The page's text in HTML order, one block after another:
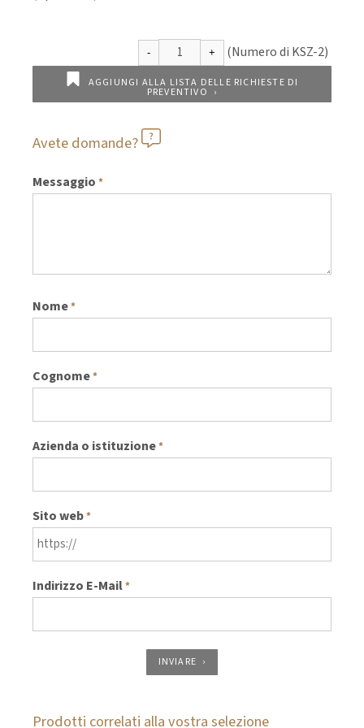
AGGIUNGI ALLA LISTA DELLE RICHIESTE DI
PREVENTIVO
Avete domande?
Messaggio *
Nome*
Cognome*
Azienda o istituzione*
Sito web*
Indirizzo E-Mail*
INVIARE
Prodotti correlati alla vostra selezione